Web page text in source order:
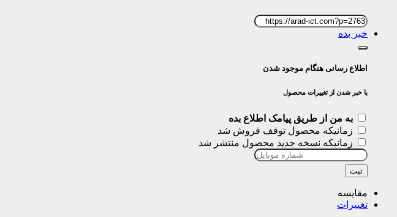
خبر بده
اطلاع رسانی هنگام موجود شدن
با خبر شدن از تغییرات محصول
به من از طریق پیامک اطلاع بده
زمانیکه محصول توقف فروش شد
زمانیکه نسخه جدید محصول منتشر شد
ثبت
مقایسه
تغییرات